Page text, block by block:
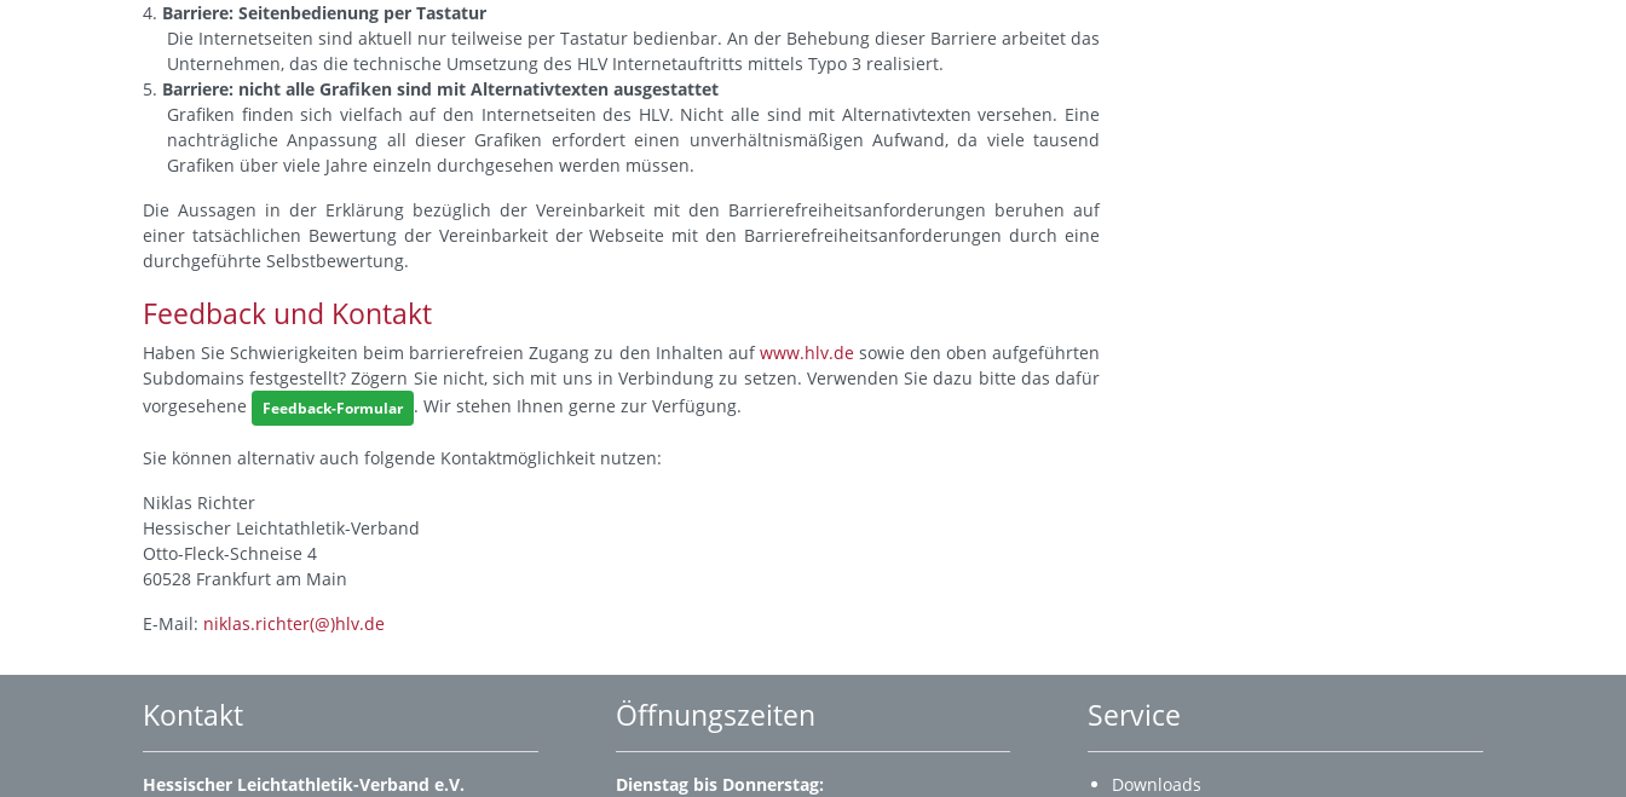
Barriere: Seitenbedienung per Tastatur
Die Internetseiten sind aktuell nur teilweise per Tastatur bedienbar. An der Behebung dieser Barriere arbeitet das
Unternehmen, das die technische Umsetzung des HLV Internetauftritts mittels Typo 3 realisiert.
Barriere: nicht alle Grafiken sind mit Alternativtexten ausgestattet
Grafiken finden sich vielfach auf den Internetseiten des HLV. Nicht alle sind mit Alternativtexten versehen. Eine
nachträgliche Anpassung all dieser Grafiken erfordert einen unverhältnismäßigen Aufwand, da viele tausend
Grafiken über viele Jahre einzeln durchgesehen werden müssen.
Die Aussagen in der Erklärung bezüglich der Vereinbarkeit mit den Barrierefreiheitsanforderungen beruhen auf
einer tatsächlichen Bewertung der Vereinbarkeit der Webseite mit den Barrierefreiheitsanforderungen durch eine
durchgeführte Selbstbewertung.
Feedback und Kontakt
Haben Sie Schwierigkeiten beim barrierefreien Zugang zu den Inhalten aufwww.hlv.desowie den oben aufgeführten
Subdomains festgestellt? Zögern Sie nicht, sich mit uns in Verbindung zu setzen. Verwenden Sie dazu bitte das dafür
vorgesehene
Feedback-Formular . Wir stehen Ihnen gerne zur Verfügung.
Sie können alternativ auch folgende Kontaktmöglichkeit nutzen:
Niklas Richter
Hessischer Leichtathletik-Verband
Otto-Fleck-Schneise 4
60528 Frankfurt am Main
E-Mail: niklas.richter(@)hlv.de
Kontakt
Hessischer Leichtathletik-Verband e.V.
Öffnungszeiten
Dienstag bis Donnerstag:
Service
Downloads